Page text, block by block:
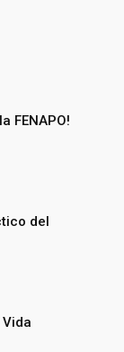
FENAPO!
del